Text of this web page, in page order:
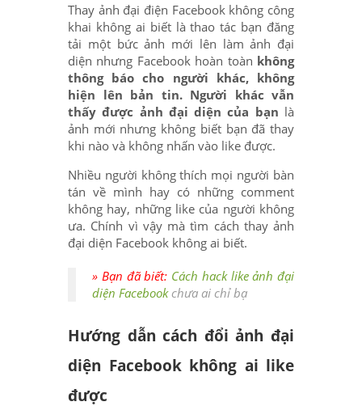
Thay ảnh đại điện Facebook không công
khai không ai biết là thao tác bạn đăng
tải một bức ảnh mới lên làm ảnh đại
diện nhưng Facebook hoàn toàn không
thông báo cho người khác, không
hiện lên bản tin. Người khác vẫn
thấy được ảnh đại diện của bạn là
ảnh mới nhưng không biết bạn đã thay
khi nào và không nhấn vào like được.
Nhiều người không thích mọi người bàn
tán về mình hay có những comment
không hay, những like của người không
ưa. Chính vì vậy mà tìm cách thay ảnh
đại diện Facebook không ai biết.
» Bạn đã biết: Cách hack like ảnh đại
diện Facebookchưa ai chỉ bạ
Hướng dẫn cách đổi ảnh đại
diện Facebook không ai like
được